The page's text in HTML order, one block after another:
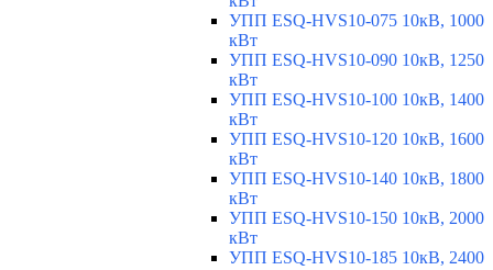
УПП ESQ-HVS10-075 10кВ, 1000
кВт
УПП ESQ-HVS10-090 10кВ, 1250
кВт
УПП ESQ-HVS10-100 10кВ, 1400
кВт
УПП ESQ-HVS10-120 10кВ, 1600
кВт
УПП ESQ-HVS10-140 10кВ, 1800
кВт
УПП ESQ-HVS10-150 10кВ, 2000
кВт
УПП ESQ-HVS10-185 10кВ, 2400